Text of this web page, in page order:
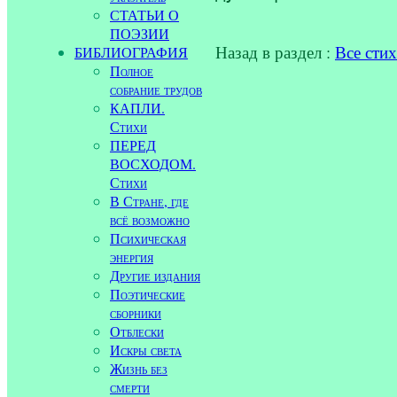
СТАТЬИ О
ПОЭЗИИ
БИБЛИОГРАФИЯ
Полное
собрание трудов
КАПЛИ.
Стихи
ПЕРЕД
ВОСХОДОМ.
Стихи
В Стране, где
всё возможно
Психическая
энергия
Другие издания
Поэтические
сборники
Отблески
Искры света
Жизнь без
смерти
Назад в раздел : Все